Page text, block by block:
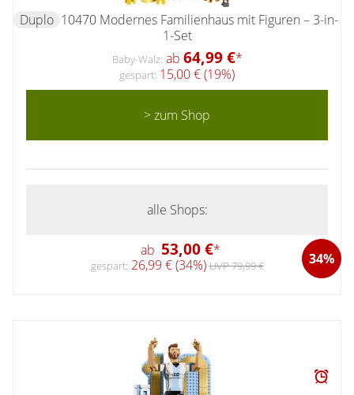
Duplo 10470 Modernes Familienhaus mit Figuren – 3-in-
1-Set
Baby-Walz: ab 64,99 €*
gespart: 15,00 € (19%)
> zum Shop
alle Shops:
ab 53,00 €* 34%
gespart: 26,99 € (34%)UVP 79,99 €